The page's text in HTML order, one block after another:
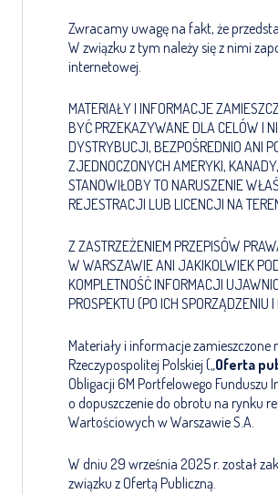
Zwracamy uwagę na fakt, że
W związku z tym należy się z nimi
internetowej.
MATERIAŁY I INFORMACJE
BYĆ PRZEKAZYWANE DLA CELÓW I
DYSTRYBUCJI, BEZPOŚREDNIO ANI
ZJEDNOCZONYCH AMERYKI,
STANOWIŁOBY TO NARUSZENIE
REJESTRACJI LUB LICENCJI NA
Z ZASTRZEŻENIEM PRZEPISÓW
W WARSZAWIE ANI JAKIKOLWIEK
KOMPLETNOŚĆ INFORMACJI
PROSPEKTU (PO ICH SPORZĄDZENIU
Materiały i informacje
Rzeczypospolitej Polskiej („Oferta
Obligacji 6M Portfelowego Funduszu
o dopuszczenie do obrotu na rynku
Wartościowych w Warszawie S.A.
W dniu 29 września 2025 r. został
związku z Ofertą Publiczną.